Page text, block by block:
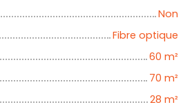
Non
Fibre optique
60 m²
70 m²
28 m²